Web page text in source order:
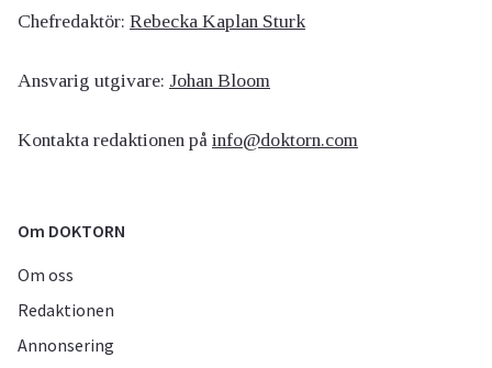
Chefredaktör: Rebecka Kaplan Sturk
Ansvarig utgivare: Johan Bloom
Kontakta redaktionen på info@doktorn.com
Om DOKTORN
Om oss
Redaktionen
Annonsering